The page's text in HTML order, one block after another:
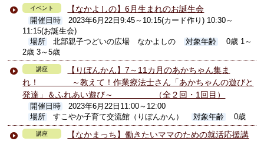
イベント 【なかよしの】6月生まれのお誕生会
開催日時
2023年6月22日9:45～10:15(カード作り) 10:30～
11:15(お誕生会)
場所
北部親子つどいの広場 なかよしの 対象年齢
0歳 1～
2歳 3～5歳
講座
【りぼんかん】7～11カ月のあかちゃん集ま
れ！ ～教えて！作業療法士さん「あかちゃんの遊びと
発達」＆ふれあい遊び～ （全２回・1回目）
開催日時
2023年6月22日11:00～12:00
場所
すこやか子育て交流館（りぼんかん） 対象年齢 0歳
講座
【なかまっち】働きたいママのための就活応援講